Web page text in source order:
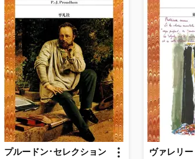
プルードン･セレクション